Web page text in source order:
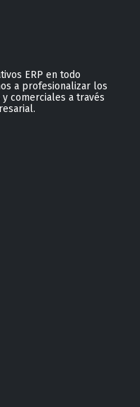
ERP en todo
a profesionalizar los
comerciales a través